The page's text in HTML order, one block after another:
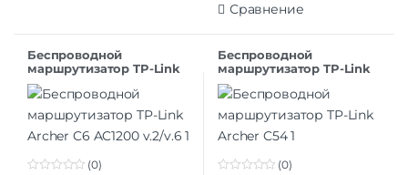
Сравнение
Беспроводной
маршрутизатор TP-Link
Archer C6 AC1200 v.2/v.6
(0)
Беспроводной
маршрутизатор TP-Link
Archer C54
(0)